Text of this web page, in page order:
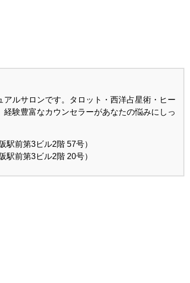
ルサロンです。タロット・西洋占星術・ヒー
験豊富なカウンセラーがあなたの悩みにしっ
駅前第3ビル2階 57号）
駅前第3ビル2階 20号）